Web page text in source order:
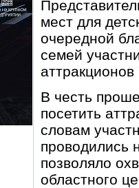
мест для
очередной
семей
В честь
посетить
словам
проводились
позволяло
областного